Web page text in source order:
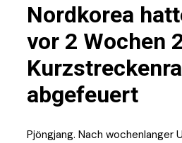
Nordkorea
vor 2 Wochen
abgefeuert
Pjöngjang. Nach wochenlanger